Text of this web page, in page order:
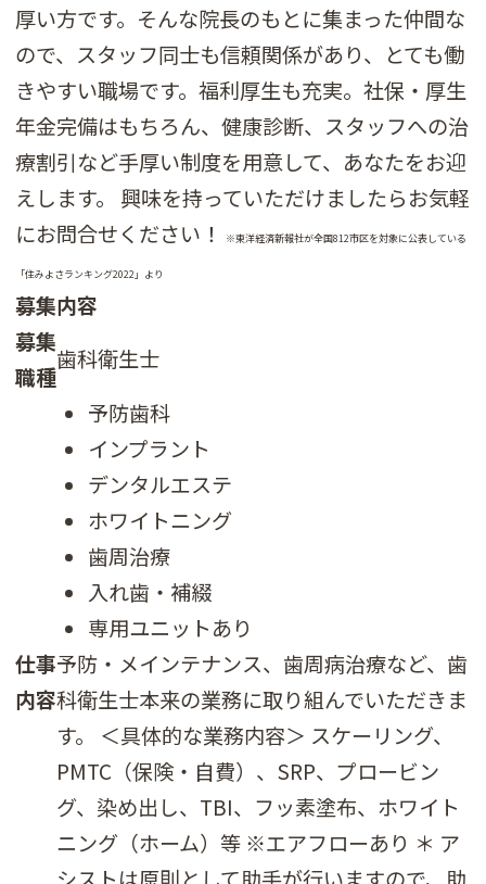
厚い方です。そんな院長のもとに集まった仲間な
ので、スタッフ同士も信頼関係があり、とても働
きやすい職場です。福利厚生も充実。社保・厚生
年金完備はもちろん、健康診断、スタッフへの治
療割引など手厚い制度を用意して、あなたをお迎
えします。 興味を持っていただけましたらお気軽
にお問合せください！
※東洋経済新報社が全国812市区を対象に公表している
「住みよさランキング2022」より
募集内容
募集
職種
歯科衛生士
仕事
内容
予防歯科
インプラント
デンタルエステ
ホワイトニング
歯周治療
入れ歯・補綴
専用ユニットあり
予防・メインテナンス、歯周病治療など、歯
科衛生士本来の業務に取り組んでいただきま
す。 ＜具体的な業務内容＞ スケーリング、
PMTC（保険・自費）、SRP、プロービン
グ、染め出し、TBI、フッ素塗布、ホワイト
ニング（ホーム）等 ※エアフローあり ＊ ア